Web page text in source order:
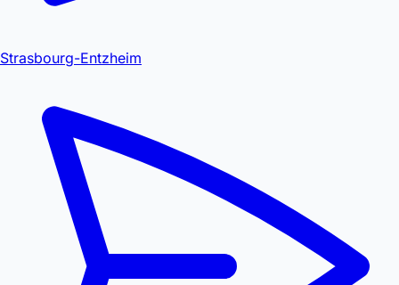
Strasbourg-Entzheim